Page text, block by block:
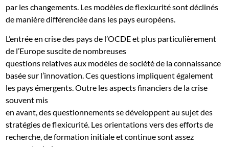
par les changements. Les modèles de flexicurité sont déclinés
de manière différenciée dans les pays européens.
L’entrée en crise des pays de l’OCDE et plus particulièrement
de l’Europe suscite de nombreuses
questions relatives aux modèles de société de la connaissance
basée sur l’innovation. Ces questions impliquent également
les pays émergents. Outre les aspects financiers de la crise
souvent mis
en avant, des questionnements se développent au sujet des
stratégies de flexicurité. Les orientations vers des efforts de
recherche, de formation initiale et continue sont assez